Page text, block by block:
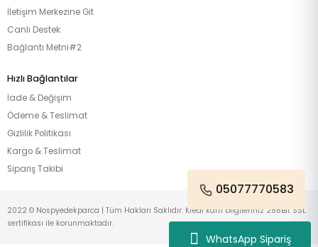
WhatsApp Sipariş
İletişim Merkezine Git
Canlı Destek
Bağlantı Metni#2
Hızlı Bağlantılar
İade & Değişim
Ödeme & Teslimat
Gizlilik Politikası
Kargo & Teslimat
Sipariş Takibi
05077770583
2022 © Nospyedekparca | Tüm Hakları Saklıdır. Kredi kartı bilgileriniz 256Bit SSL
sertifikası ile korunmaktadır.